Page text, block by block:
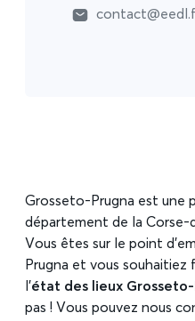
Grosseto-Prugna est une
département de la Corse-
Vous êtes sur le point
Prugna et vous souhaitiez
l’état des lieux Grosseto-
pas ! Vous pouvez nous